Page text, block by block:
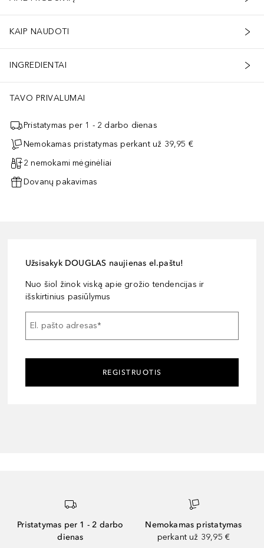
KAIP NAUDOTI
INGREDIENTAI
TAVO PRIVALUMAI
Pristatymas per 1 - 2 darbo dienas
Nemokamas pristatymas perkant už 39,95 €
2 nemokami mėginėliai
Dovanų pakavimas
Užsisakyk DOUGLAS naujienas el.paštu!
Nuo šiol žinok viską apie grožio tendencijas ir
išskirtinius pasiūlymus
El. pašto adresas*
REGISTRUOTIS
Pristatymas per 1 - 2 darbo
dienas
Nemokamas pristatymas
perkant už 39,95 €